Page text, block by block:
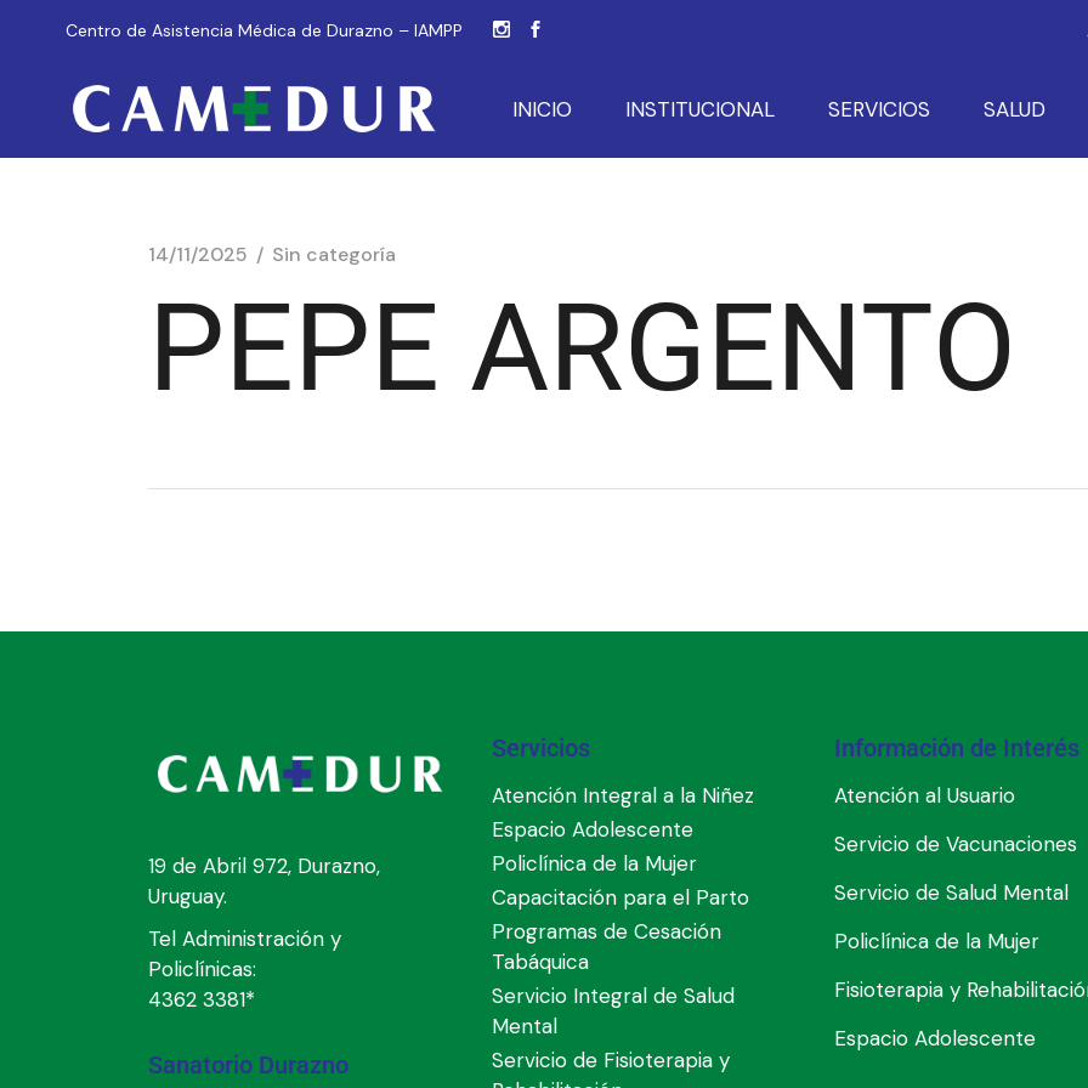
Centro de Asistencia Médica de Durazno – IAMPP
INICIO INSTITUCIONAL SERVICIOS SALUD
14/11/2025 Sin categoría
PEPE ARGENTO
19 de Abril 972, Durazno,
Uruguay.
Tel Administración y
Policlínicas:
4362 3381*
Sanatorio Durazno
Servicios
Atención Integral a la Niñez
Espacio Adolescente
Policlínica de la Mujer
Capacitación para el Parto
Programas de Cesación
Tabáquica
Servicio Integral de Salud
Mental
Servicio de Fisioterapia y
Información de Interés
Atención al Usuario
Servicio de Vacunaciones
Servicio de Salud Mental
Policlínica de la Mujer
Fisioterapia y
Espacio Adolescente